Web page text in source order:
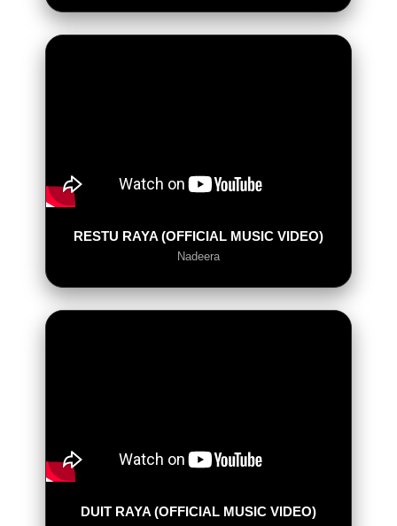
RESTU RAYA (OFFICIAL MUSIC VIDEO)
Nadeera
DUIT RAYA (OFFICIAL MUSIC VIDEO)